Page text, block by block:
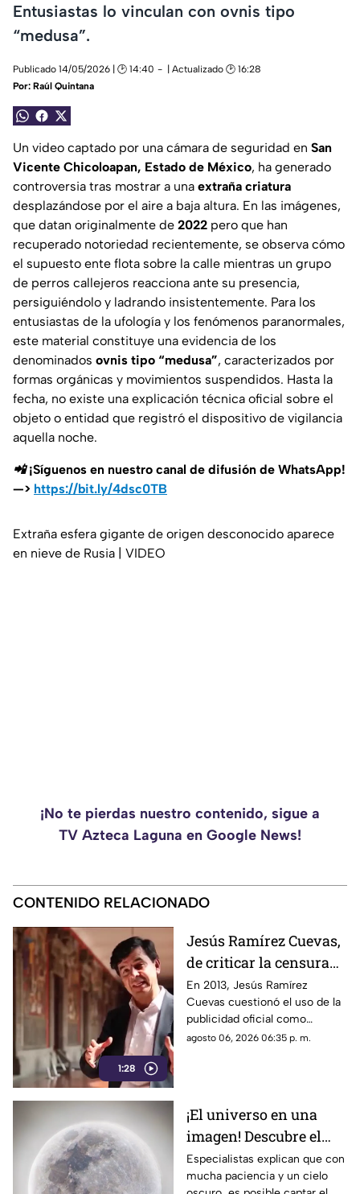
Entusiastas lo vinculan con ovnis tipo
“medusa”.
Publicado 14/05/2026 | 🕑 14:40
| Actualizado 🕑 16:28
Por: Raúl Quintana
Un video captado por una cámara de seguridad en San
Vicente Chicoloapan, Estado de México, ha generado
controversia tras mostrar a una extraña criatura
desplazándose por el aire a baja altura. En las imágenes,
que datan originalmente de 2022 pero que han
recuperado notoriedad recientemente, se observa cómo
el supuesto ente flota sobre la calle mientras un grupo
de perros callejeros reacciona ante su presencia,
persiguiéndolo y ladrando insistentemente. Para los
entusiastas de la ufología y los fenómenos paranormales,
este material constituye una evidencia de los
denominados ovnis tipo “medusa”, caracterizados por
formas orgánicas y movimientos suspendidos. Hasta la
fecha, no existe una explicación técnica oficial sobre el
objeto o entidad que registró el dispositivo de vigilancia
aquella noche.
📲 ¡Síguenos en nuestro canal de difusión de WhatsApp!
—> https://bit.ly/4dsc0TB
Extraña esfera gigante de origen desconocido aparece
en nieve de Rusia | VIDEO
¡No te pierdas nuestro contenido, sigue a
TV Azteca Laguna en Google News!
CONTENIDO RELACIONADO
1:28
Jesús Ramírez Cuevas,
de criticar la censura
por publicidad oficial a
ser señalado por
estrategia de control
informativo
En 2013, Jesús Ramírez
Cuevas cuestionó el uso de la
publicidad oficial como
herramienta para presionar a
relacionadas con la difusión de
la información.
agosto 06, 2026 06:35 p. m.
¡El universo en una
imagen! Descubre el
fascinante mundo de la
astrofotografía en La
Especialistas explican que con
mucha paciencia y un cielo